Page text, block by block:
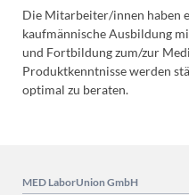
Die Mitarbeiter/innen haben
kaufmännische Ausbildung
und Fortbildung zum/zur
Produktkenntnisse werden
optimal zu beraten.
MED LaborUnion GmbH